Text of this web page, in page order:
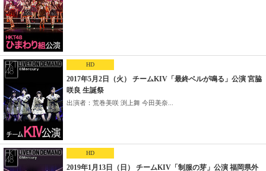
HD
2017年5月2日（火） チームKIV「最終ベルが鳴る」公演 宮脇
咲良 生誕祭
出演者：荒巻美咲 渕上舞 今田美奈...
HD
2019年1月13日（日） チームKIV「制服の芽」公演 福岡県外